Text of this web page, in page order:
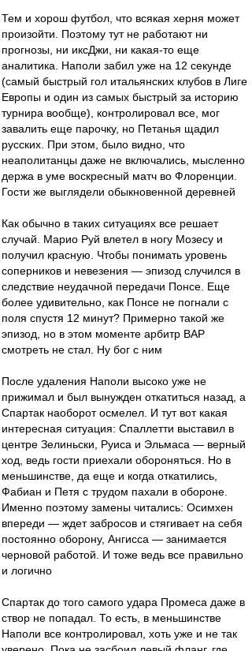
Тем и хорош футбол, что всякая херня может
произойти. Поэтому тут не работают ни
прогнозы, ни иксДжи, ни какая-то еще
аналитика. Наполи забил уже на 12 секунде
(самый быстрый гол итальянских клубов в Лиге
Европы и один из самых быстрый за историю
турнира вообще), контролировал все, мог
завалить еще парочку, но Петанья щадил
русских. При этом, было видно, что
неаполитанцы даже не включались, мысленно
держа в уме воскресный матч во Флоренции.
Гости же выглядели обыкновенной деревней
Как обычно в таких ситуациях все решает
случай. Марио Руй влетел в ногу Мозесу и
получил красную. Чтобы понимать уровень
соперников и невезения — эпизод случился в
следствие неудачной передачи Понсе. Еще
более удивительно, как Понсе не погнали с
поля спустя 12 минут? Примерно такой же
эпизод, но в этом моменте арбитр ВАР
смотреть не стал. Ну бог с ним
После удаления Наполи высоко уже не
прижимал и был вынужден откатиться назад, а
Спартак наоборот осмелел. И тут вот какая
интересная ситуация: Спаллетти выставил в
центре Зелиньски, Руиса и Эльмаса — верный
ход, ведь гости приехали обороняться. Но в
меньшинстве, да еще и когда откатились,
Фабиан и Петя с трудом пахали в обороне.
Именно поэтому замены читались: Осимхен
впереди — ждет забросов и стягивает на себя
постоянно оборону, Ангисса — занимается
черновой работой. И тоже ведь все правильно
и логично
Спартак до того самого удара Промеса даже в
створ не попадал. То есть, в меньшинстве
Наполи все контролировал, хоть уже и не так